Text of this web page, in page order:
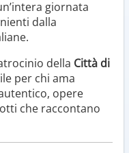
giornata
dalla
della Città di
per chi ama
opere
che raccontano